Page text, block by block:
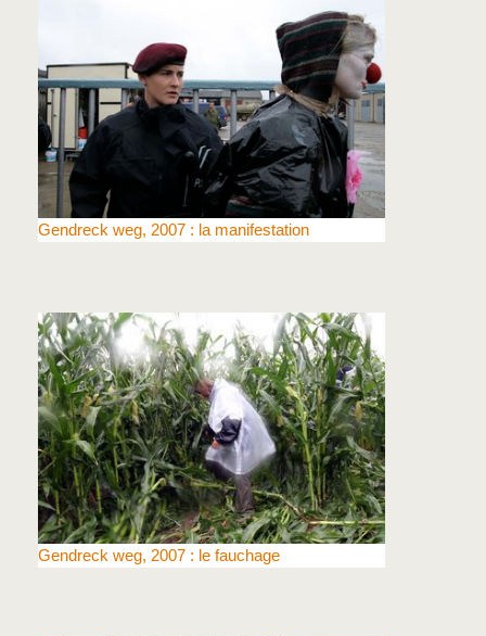
Gendreck weg, 2007 : la manifestation
Gendreck weg, 2007 : le fauchage